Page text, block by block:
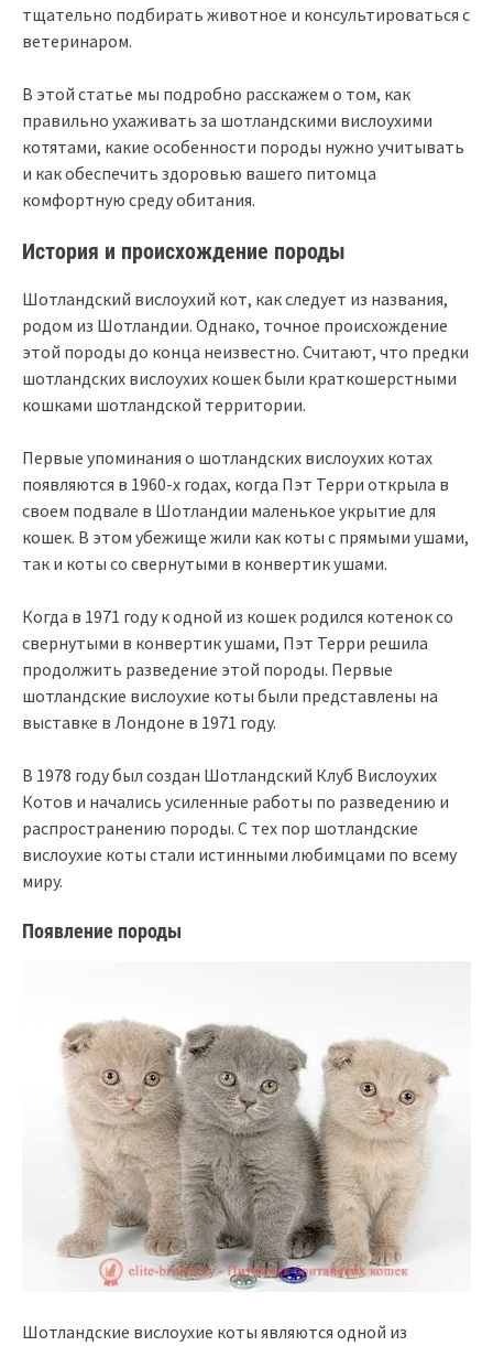
тщательно подбирать животное и консультироваться с
ветеринаром.
В этой статье мы подробно расскажем о том, как
правильно ухаживать за шотландскими вислоухими
котятами, какие особенности породы нужно учитывать
и как обеспечить здоровью вашего питомца
комфортную среду обитания.
История и происхождение породы
Шотландский вислоухий кот, как следует из названия,
родом из Шотландии. Однако, точное происхождение
этой породы до конца неизвестно. Считают, что предки
шотландских вислоухих кошек были краткошерстными
кошками шотландской территории.
Первые упоминания о шотландских вислоухих котах
появляются в 1960-х годах, когда Пэт Терри открыла в
своем подвале в Шотландии маленькое укрытие для
кошек. В этом убежище жили как коты с прямыми ушами,
так и коты со свернутыми в конвертик ушами.
Когда в 1971 году к одной из кошек родился котенок со
свернутыми в конвертик ушами, Пэт Терри решила
продолжить разведение этой породы. Первые
шотландские вислоухие коты были представлены на
выставке в Лондоне в 1971 году.
В 1978 году был создан Шотландский Клуб Вислоухих
Котов и начались усиленные работы по разведению и
распространению породы. С тех пор шотландские
вислоухие коты стали истинными любимцами по всему
миру.
Появление породы
Шотландские вислоухие коты являются одной из